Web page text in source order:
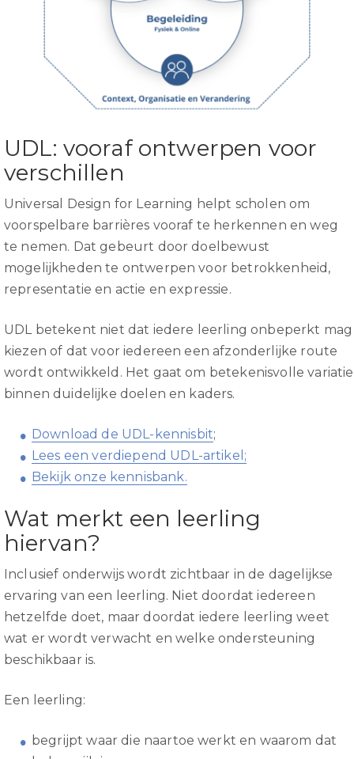
UDL: vooraf ontwerpen voor
verschillen
Universal Design for Learning helpt scholen om
voorspelbare barrières vooraf te herkennen en weg
te nemen. Dat gebeurt door doelbewust
mogelijkheden te ontwerpen voor betrokkenheid,
representatie en actie en expressie.
UDL betekent niet dat iedere leerling onbeperkt mag
kiezen of dat voor iedereen een afzonderlijke route
wordt ontwikkeld. Het gaat om betekenisvolle variatie
binnen duidelijke doelen en kaders.
Download de UDL-kennisbit;
Lees een verdiepend UDL-artikel;
Bekijk onze kennisbank.
Wat merkt een leerling
hiervan?
Inclusief onderwijs wordt zichtbaar in de dagelijkse
ervaring van een leerling. Niet doordat iedereen
hetzelfde doet, maar doordat iedere leerling weet
wat er wordt verwacht en welke ondersteuning
beschikbaar is.
Een leerling:
begrijpt waar die naartoe werkt en waarom dat